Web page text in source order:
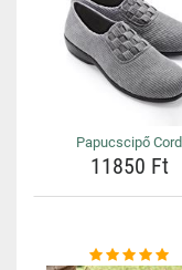
Papucscipő Cord
11850 Ft